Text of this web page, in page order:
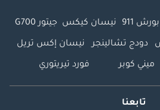
بورش 911 نيسان كيكس جيتور G700
دودج تشالينجر نيسان إكس تريل
ميني كوبر فورد تيريتوري
تابعنا